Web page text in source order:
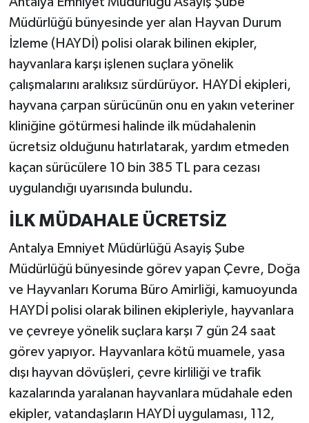
Müdürlüğü bünyesinde yer alan Hayvan Durum
İzleme (HAYDİ) polisi olarak bilinen ekipler,
hayvanlara karşı işlenen suçlara yönelik
çalışmalarını aralıksız sürdürüyor. HAYDİ ekipleri,
hayvana çarpan sürücünün onu en yakın veteriner
kliniğine götürmesi halinde ilk müdahalenin
ücretsiz olduğunu hatırlatarak, yardım etmeden
kaçan sürücülere 10 bin 385 TL para cezası
uygulandığı uyarısında bulundu.
İLK MÜDAHALE ÜCRETSİZ
Antalya Emniyet Müdürlüğü Asayiş Şube
Müdürlüğü bünyesinde görev yapan Çevre, Doğa
ve Hayvanları Koruma Büro Amirliği, kamuoyunda
HAYDİ polisi olarak bilinen ekipleriyle, hayvanlara
ve çevreye yönelik suçlara karşı 7 gün 24 saat
görev yapıyor. Hayvanlara kötü muamele, yasa
dışı hayvan dövüşleri, çevre kirliliği ve trafik
kazalarında yaralanan hayvanlara müdahale eden
ekipler, vatandaşların HAYDİ uygulaması, 112,